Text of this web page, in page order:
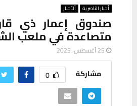
أخبار الناصرية ألأخبار
صندوق إعمار ذي
متصاعدة في ملعب
25 أغسطس، 2025
مشاركة 0